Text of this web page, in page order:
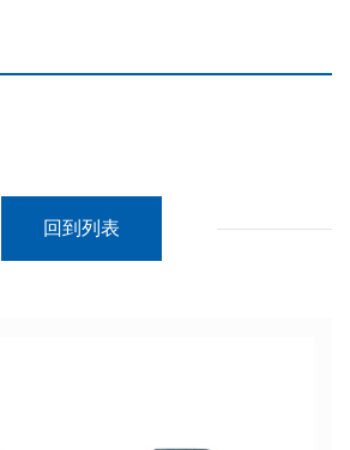
回到列表